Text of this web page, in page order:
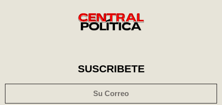
SUSCRIBETE